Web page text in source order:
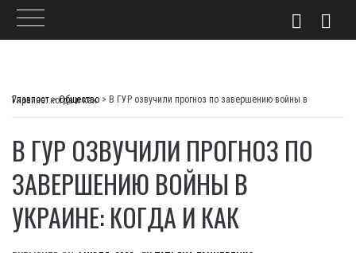
Главпост>Общество >
В ГУР озвучили прогноз по завершению войны в Украине: когда и как
В ГУР ОЗВУЧИЛИ ПРОГНОЗ ПО
ЗАВЕРШЕНИЮ ВОЙНЫ В
УКРАИНЕ: КОГДА И КАК